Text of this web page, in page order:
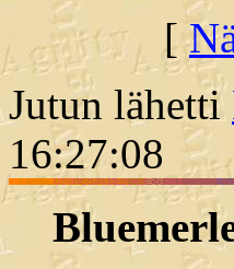
[
Jutun lähetti
16:27:08